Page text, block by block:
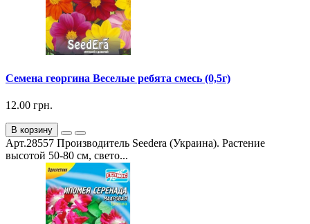
Семена георгина Веселые ребята смесь (0,5г)
12.00 грн.
В корзину
Арт.28557 Производитель Seedera (Украина). Растение
высотой 50-80 см, свето...